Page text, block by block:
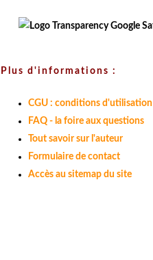
Plus d'informations :
CGU : conditions d'utilisation
FAQ - la foire aux questions
Tout savoir sur l'auteur
Formulaire de contact
Accès au sitemap du site